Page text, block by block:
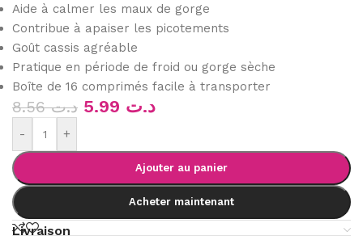
Aide à calmer les maux de gorge
Contribue à apaiser les picotements
Goût cassis agréable
Pratique en période de froid ou gorge sèche
Boîte de 16 comprimés facile à transporter
د.ت8.56 د.ت
- +
Ajouter au panier
Acheter maintenant
Livraison